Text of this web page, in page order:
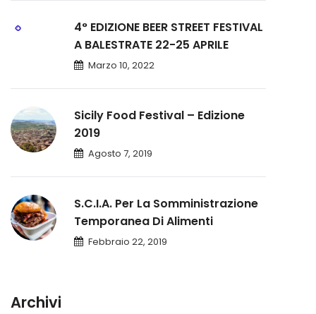
4° EDIZIONE BEER STREET FESTIVAL
A BALESTRATE 22-25 APRILE
Marzo 10, 2022
Sicily Food Festival – Edizione
2019
Agosto 7, 2019
S.C.I.A. Per La Somministrazione
Temporanea Di Alimenti
Febbraio 22, 2019
Archivi